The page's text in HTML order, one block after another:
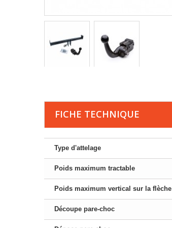
FICHE TECHNIQUE
Type d'attelage
Poids maximum tractable
Poids maximum vertical sur la flèche
Découpe pare-choc